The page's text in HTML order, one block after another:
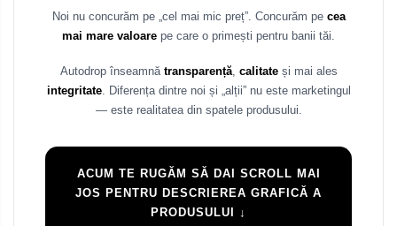
Noi nu concurăm pe „cel mai mic preț”. Concurăm pe cea
mai mare valoare pe care o primești pentru banii tăi.
Autodrop înseamnă transparență, calitateși mai ales
integritate. Diferența dintre noi și „alții” nu este marketingul
— este realitatea din spatele produsului.
ACUM TE RUGĂM SĂ DAI SCROLL MAI
JOS PENTRU DESCRIEREA GRAFICĂ A
PRODUSULUI ↓